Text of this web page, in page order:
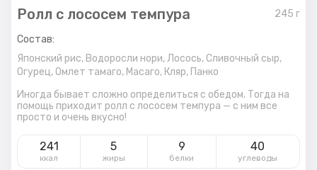
Ролл с лососем темпура 245 г
Состав:
Японский рис, Водоросли нори,Лосось, Сливочный сыр,
Огурец, Омлет тамаго, Масаго, Кляр, Панко
Иногда бывает сложно определиться с обедом. Тогда на
помощь приходит ролл с лососем темпура — с ним все
просто и очень вкусно!
241
ккал
5
жиры
9
белки
40
углеводы